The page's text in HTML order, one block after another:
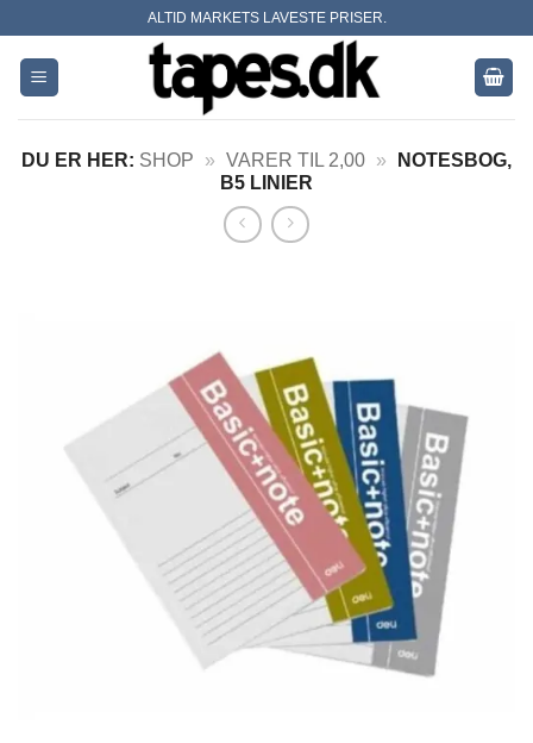
content
ALTID MARKETS LAVESTE PRISER.
DU ER HER: SHOP » VARER TIL 2,00 »
NOTESBOG,
B5 LINIER